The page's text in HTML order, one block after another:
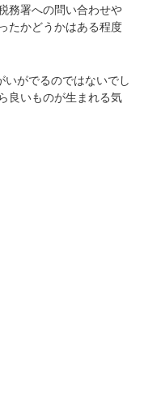
務署への問い合わせや
たかどうかはある程度
がでるのではないでし
良いものが生まれる気